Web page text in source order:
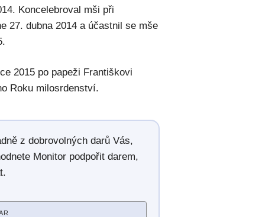
Koncelebroval mši při
27. dubna 2014 a účastnil se mše
2015 po papeži Františkovi
Roku milosrdenství.
z dobrovolných darů Vás,
Monitor podpořit darem,